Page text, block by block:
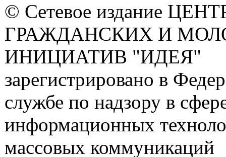
© Сетевое издание
ГРАЖДАНСКИХ И
ИНИЦИАТИВ "ИДЕЯ"
зарегистрировано в
службе по надзору в
информационных
массовых коммуникаций